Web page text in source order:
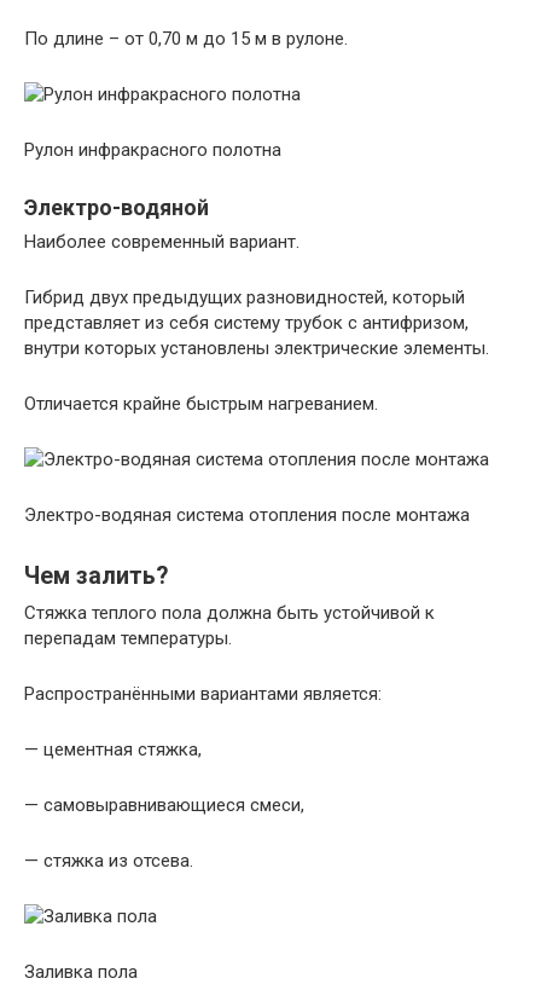
По длине – от 0,70 м до 15 м в рулоне.
Рулон инфракрасного полотна
Электро-водяной
Наиболее современный вариант.
Гибрид двух предыдущих разновидностей, который
представляет из себя систему трубок с антифризом,
внутри которых установлены электрические элементы.
Отличается крайне быстрым нагреванием.
Электро-водяная система отопления после монтажа
Чем залить?
Стяжка теплого пола должна быть устойчивой к
перепадам температуры.
Распространёнными вариантами является:
— цементная стяжка,
— самовыравнивающиеся смеси,
— стяжка из отсева.
Заливка пола